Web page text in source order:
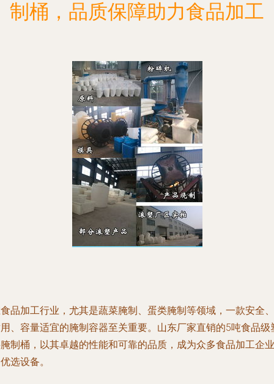
制桶，品质保障助力食品加工
品加工行业，尤其是蔬菜腌制、蛋类腌制等领域，一款安全、
、容量适宜的腌制容器至关重要。山东厂家直销的5吨食品级
制桶，以其卓越的性能和可靠的品质，成为众多食品加工企业
选设备。